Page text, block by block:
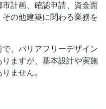
計画、確認申請、資金面
の他建築に関わる業務を
、バリアフリーデザイン
ますが、基本設計や実施
ません。